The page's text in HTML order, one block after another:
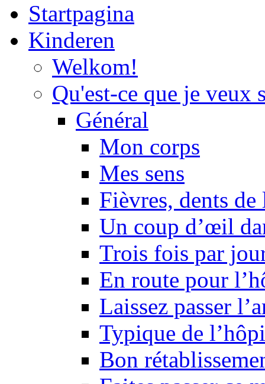
Startpagina
Kinderen
Welkom!
Qu'est-ce que je veux
Général
Mon corps
Mes sens
Fièvres, dents de
Un coup d’œil
Trois fois par
En route pour
Laissez passer
Typique de
Bon